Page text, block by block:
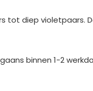
tot diep violetpaars.
binnen 1-2